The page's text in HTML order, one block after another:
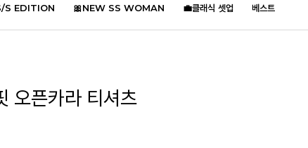
S EDITION 🎀NEW SS WOMAN 💼클래식 셋업 베스트
오픈카라 티셔츠